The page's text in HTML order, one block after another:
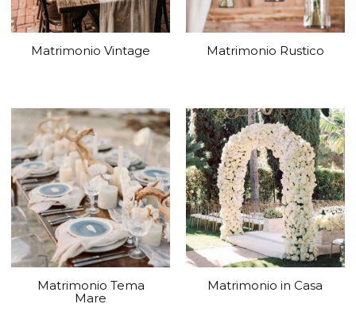
Matrimonio Vintage Matrimonio Rustico
Matrimonio Tema
Mare
Matrimonio in Casa